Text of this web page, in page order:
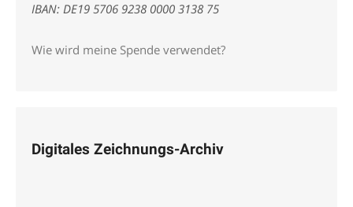
IBAN: DE19 5706 9238 0000 3138 75
Wie wird meine Spende verwendet?
Digitales Zeichnungs-Archiv